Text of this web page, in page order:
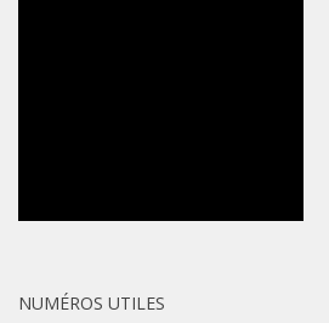
NUMÉROS UTILES